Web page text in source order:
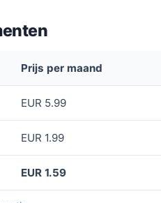
Prijs per maand
EUR 5.99
EUR 1.99
EUR 1.59